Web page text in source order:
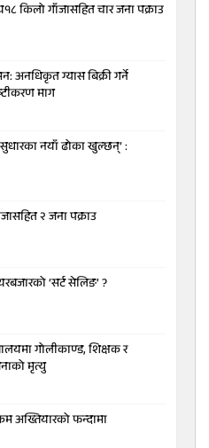
किलो गाँजासहित चार जना पक्राउ
गर्ने
माग
सुधारका नयाँ ढोका खुल्छन्’ :
२ जना पक्राउ
‘सर्ट सेलिङ’ ?
गोलीकाण्ड, शिक्षक र
मृत्यु
अख्तियारको फन्दामा